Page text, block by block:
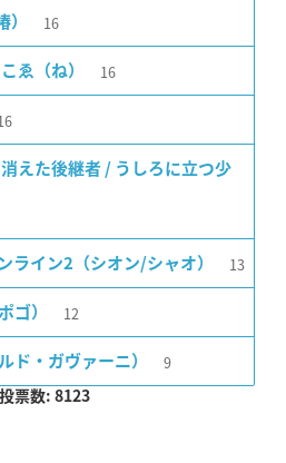
） 16
ゑ（ね） 16
えた後継者 / うしろに立つ少
ライン2（シオン/シャオ） 13
ゴ） 12
ド・ガヴァーニ） 9
票数: 8123